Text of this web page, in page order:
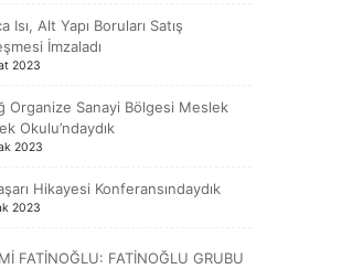
Isı, Alt Yapı Boruları Satış
İmzaladı
2023
Organize Sanayi Bölgesi Meslek
Okulu’ndaydık
2023
Hikayesi Konferansındaydık
2023
FATİNOĞLU: FATİNOĞLU GRUBU